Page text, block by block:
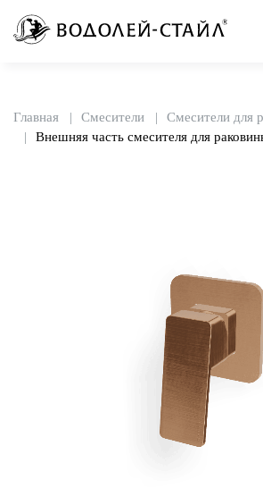
Главная Смесители
Смесители для
Внешняя часть смесителя для